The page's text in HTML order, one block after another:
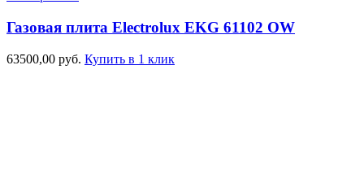
Газовая плита Electrolux EKG 61102 OW
63500,00 руб. Купить в 1 клик